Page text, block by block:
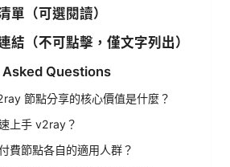
單（可選閱讀）
結（不可點擊，僅文字列出）
Questions
節點分享的核心價值是什麼？
上手 v2ray？
費節點各自的適用人群？